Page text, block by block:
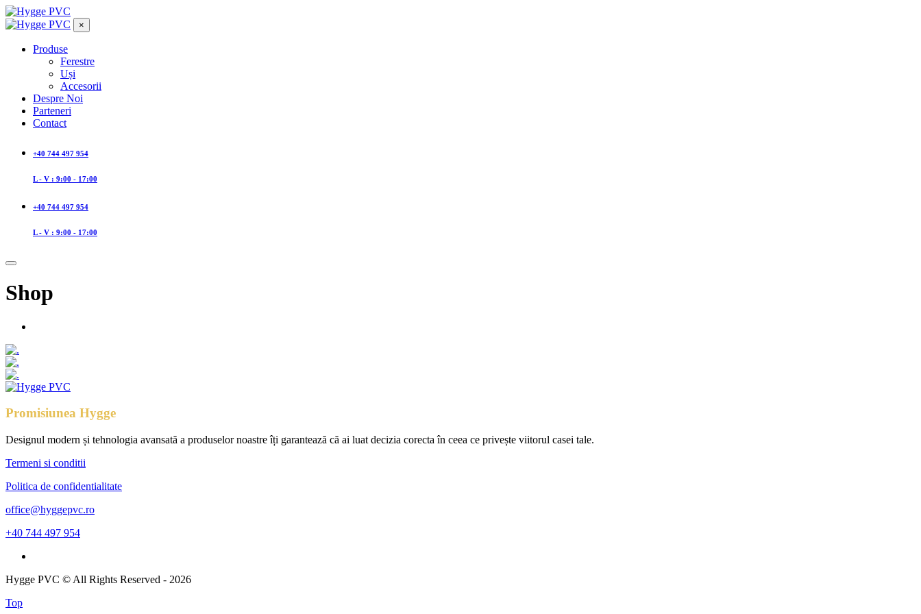
×
Produse
Ferestre
Uși
Accesorii
Despre Noi
Parteneri
Contact
+40 744 497 954
L - V : 9:00 - 17:00
+40 744 497 954
L - V : 9:00 - 17:00
Shop
Promisiunea Hygge
Designul modern și tehnologia avansată a produselor noastre îți garantează că ai luat decizia corecta în ceea ce privește viitorul casei tale.
Termeni si conditii
Politica de confidentialitate
office@hyggepvc.ro
+40 744 497 954
Hygge PVC © All Rights Reserved - 2026
Top